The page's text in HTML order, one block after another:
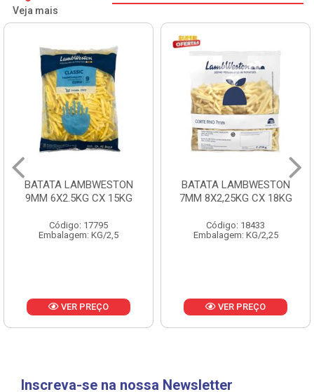
Veja mais
BATATA LAMBWESTON
9MM 6X2.5KG CX 15KG
Código: 17795
Embalagem: KG/2,5
VER PREÇO
BATATA LAMBWESTON
7MM 8X2,25KG CX 18KG
Código: 18433
Embalagem: KG/2,25
VER PREÇO
Inscreva-se na nossa Newsletter